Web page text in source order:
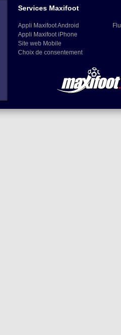
Services Maxifoot
Appli Maxifoot Android
Appli Maxifoot iPhone
Site web Mobile
Choix de consentement